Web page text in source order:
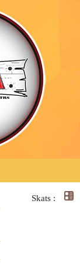
Skats :